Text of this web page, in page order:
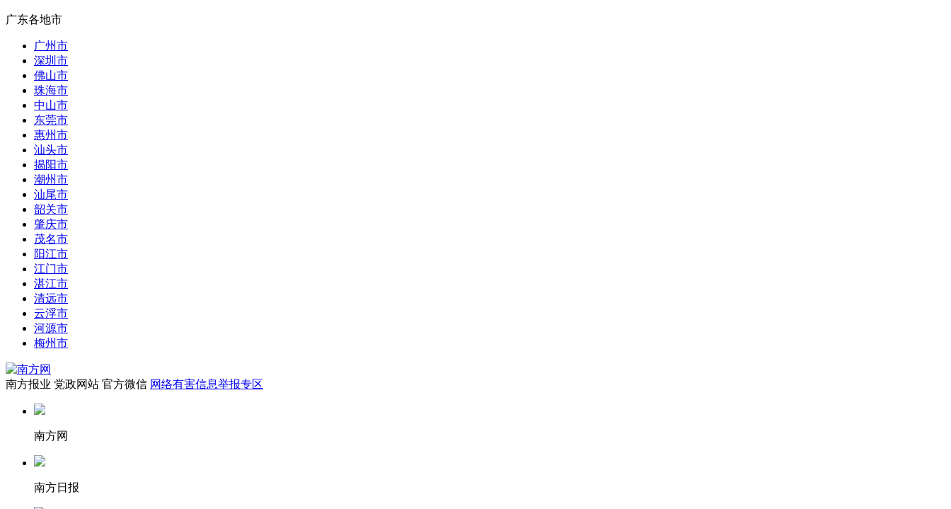
广东各地市
广州市
深圳市
佛山市
珠海市
中山市
东莞市
惠州市
汕头市
揭阳市
潮州市
汕尾市
韶关市
肇庆市
茂名市
阳江市
江门市
湛江市
清远市
云浮市
河源市
梅州市
南方报业 党政网站 官方微信 网络有害信息举报专区
南方网
南方日报